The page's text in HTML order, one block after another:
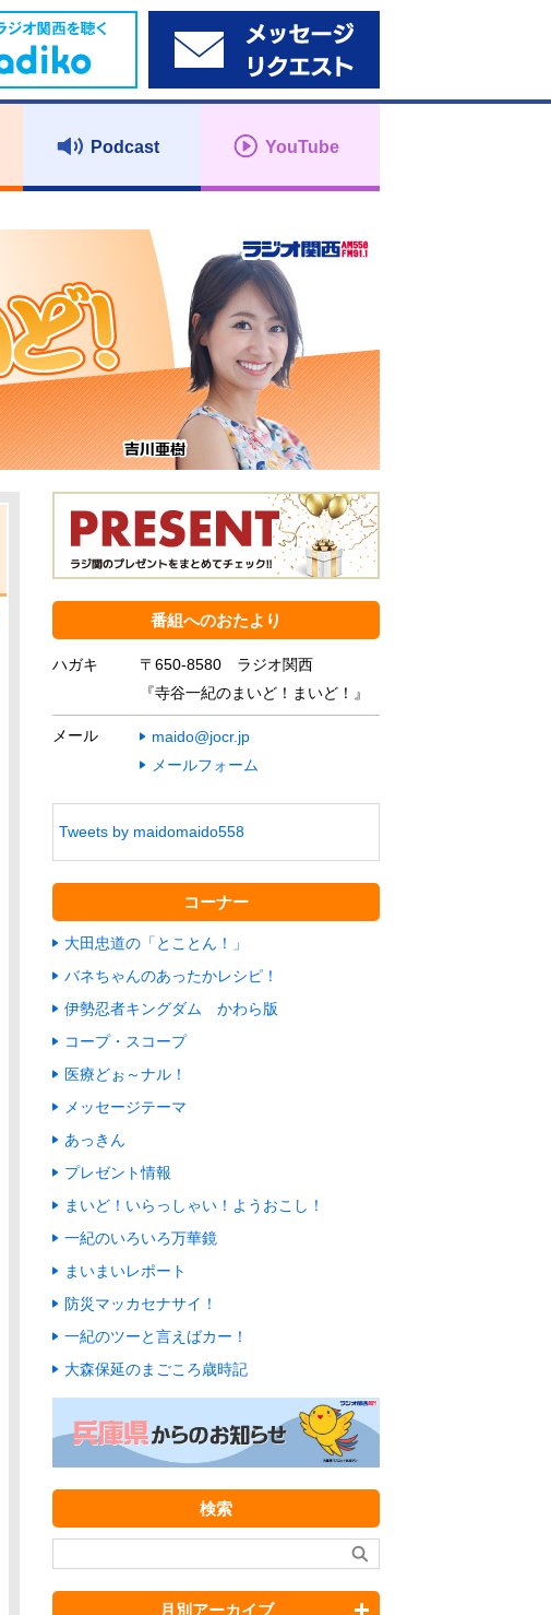
Podcast YouTube
番組へのおたより
ハガキ
〒650-8580 ラジオ関西
『寺谷一紀のまいど！まいど！』
メール
maido@jocr.jp
メールフォーム
Tweets by maidomaido558
コーナー
大田忠道の「とことん！」
バネちゃんのあったかレシピ！
伊勢忍者キングダム かわら版
コープ・スコープ
医療どぉ～ナル！
メッセージテーマ
あっきん
プレゼント情報
まいど！いらっしゃい！ようおこし！
一紀のいろいろ万華鏡
まいまいレポート
防災マッカセナサイ！
一紀のツーと言えばカー！
大森保延のまごころ歳時記
検索
月別アーカイブ